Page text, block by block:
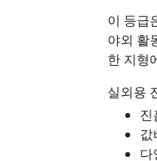
이 등급
야외 활
한 지형
실외용
진
값
다